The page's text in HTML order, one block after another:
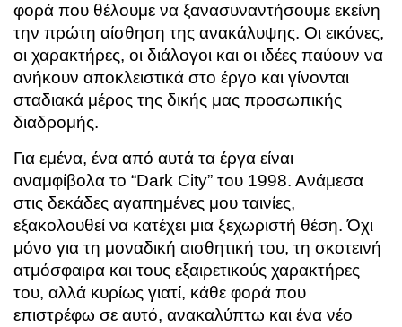
φορά που θέλουμε να ξανασυναντήσουμε εκείνη
την πρώτη αίσθηση της ανακάλυψης. Οι εικόνες,
οι χαρακτήρες, οι διάλογοι και οι ιδέες παύουν να
ανήκουν αποκλειστικά στο έργο και γίνονται
σταδιακά μέρος της δικής μας προσωπικής
διαδρομής.
Για εμένα, ένα από αυτά τα έργα είναι
αναμφίβολα το “Dark City” του 1998. Ανάμεσα
στις δεκάδες αγαπημένες μου ταινίες,
εξακολουθεί να κατέχει μια ξεχωριστή θέση. Όχι
μόνο για τη μοναδική αισθητική του, τη σκοτεινή
ατμόσφαιρα και τους εξαιρετικούς χαρακτήρες
του, αλλά κυρίως γιατί, κάθε φορά που
επιστρέφω σε αυτό, ανακαλύπτω και ένα νέο